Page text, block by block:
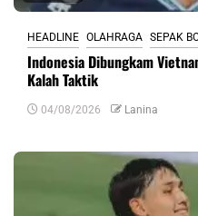
HEADLINE OLAHRAGA SEPAK
Indonesia Dibungkam
Kalah Taktik
04/08/2026 Lanina